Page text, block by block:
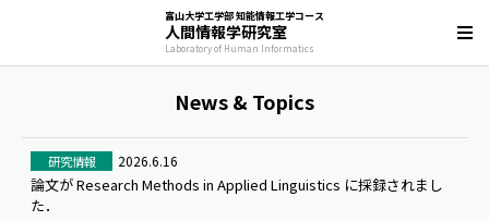
富山大学工学部 知能情報工学コース
人間情報学研究室
Laboratory of Human Informatics
News & Topics
2026.6.16
研究情報
論文が Research Methods in Applied Linguistics に採録されまし
た．